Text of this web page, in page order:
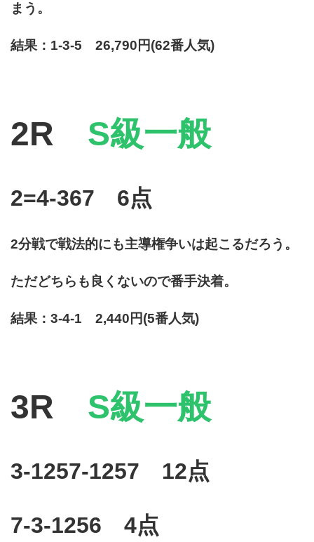
まう。
結果：1-3-5 26,790円(62番人気)
2R S級一般
2=4-367 6点
2分戦で戦法的にも主導権争いは起こるだろう。
ただどちらも良くないので番手決着。
結果：3-4-1 2,440円(5番人気)
3R S級一般
3-1257-1257 12点
7-3-1256 4点